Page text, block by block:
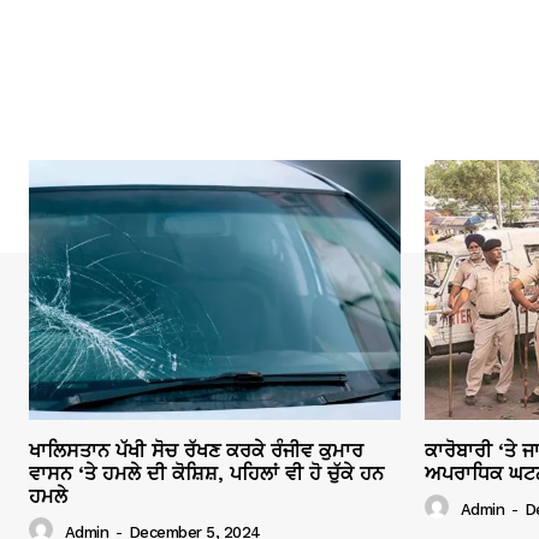
ਖਾਲਿਸਤਾਨ ਪੱਖੀ ਸੋਚ ਰੱਖਣ ਕਰਕੇ ਰੰਜੀਵ ਕੁਮਾਰ
ਵਾਸਨ ‘ਤੇ ਹਮਲੇ ਦੀ ਕੋਸ਼ਿਸ਼, ਪਹਿਲਾਂ ਵੀ ਹੋ ਚੁੱਕੇ ਹਨ
ਹਮਲੇ
Admin - December 5, 2024
ਕਾਰੋਬਾਰੀ ‘ਤੇ
ਅਪਰਾਧਿਕ
Admin -